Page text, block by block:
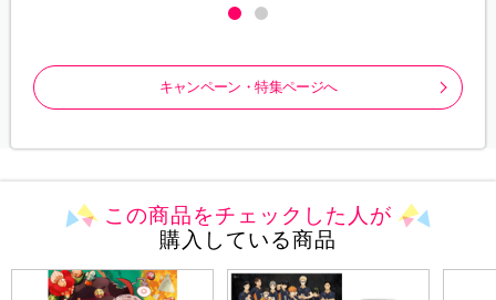
キャンペーン・特集ページへ
この商品をチェックした人が
購入している商品